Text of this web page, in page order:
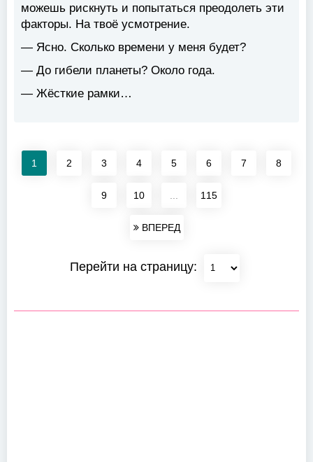
можешь рискнуть и попытаться преодолеть эти
факторы. На твоё усмотрение.
— Ясно. Сколько времени у меня будет?
— До гибели планеты? Около года.
— Жёсткие рамки…
1 2 3 4 5 6 7 8
9 10 115
ВПЕРЕД
Перейти на страницу: